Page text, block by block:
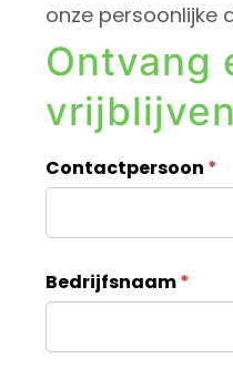
onze persoonlijke
Ontvang
C
o
n
a
t
Contactpersoon *
Bedrijfsnaam*